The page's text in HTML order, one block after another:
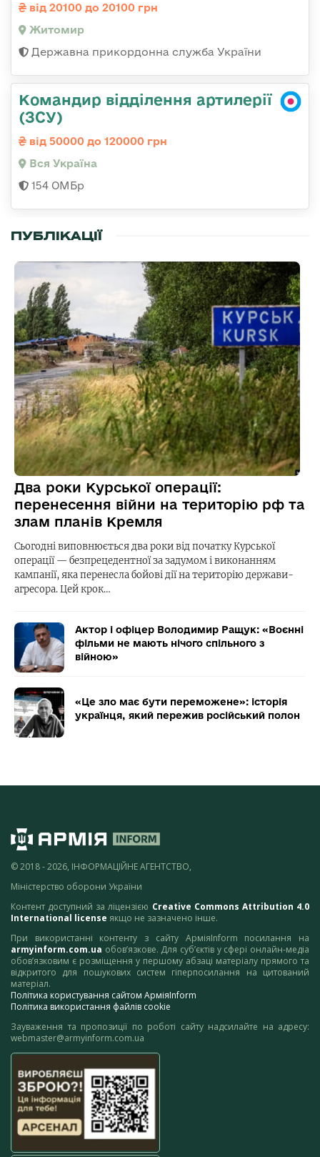
від 20100 до 20100 грн
Житомир
Державна прикордонна служба України
Командир відділення артилерії
(ЗСУ)
від 50000 до 120000 грн
Вся Україна
154 ОМБр
ПУБЛІКАЦІЇ
Два роки Курської операції:
перенесення війни на територію рф та
злам планів Кремля
Сьогодні виповнюється два роки від початку Курської
операції — безпрецедентної за задумом і виконанням
кампанії, яка перенесла бойові дії на територію держави-
агресора. Цей крок…
Актор і офіцер Володимир Ращук: «Воєнні
фільми не мають нічого спільного з
війною»
«Це зло має бути переможене»: історія
українця, який пережив російський полон
© 2018 - 2026, ІНФОРМАЦІЙНЕ АГЕНТСТВО,
Міністерство оборони України
Контент доступний за ліцензією Creative Commons Attribution 4.0
International license якщо не зазначено інше.
При використанні контенту з сайту АрміяInform посилання на
armyinform.com.ua обов’язкове. Для суб’єктів у сфері онлайн-медіа
обов’язковим є розміщення у першому абзаці матеріалу прямого та
відкритого для пошукових систем гіперпосилання на цитований
матеріал.
Політика користування сайтом АрміяInform
Політика використання файлів cookie
Зауваження та пропозиції по роботі сайту надсилайте на адресу:
webmaster@armyinform.com.ua